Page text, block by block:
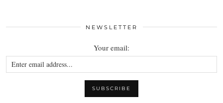
NEWSLETTER
Your email: